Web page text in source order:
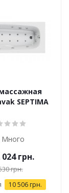
ванна Ravak SEPTIMA
Много
024 грн.
грн.
10 506 грн.